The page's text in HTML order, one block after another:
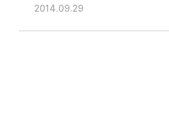
2014.09.29